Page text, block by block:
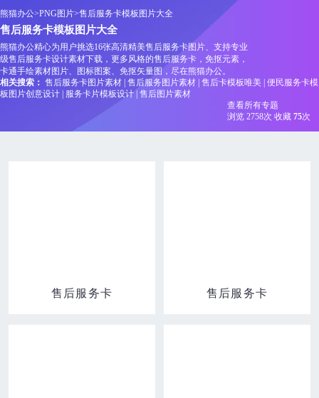
熊猫办公>PNG图片>售后服务卡模板图片大全
售后服务卡模板图片大全
熊猫办公精心为用户挑选16张高清精美售后服务卡图片、支持专业
级售后服务卡设计素材下载，更多风格的售后服务卡，免抠元素，
卡通手绘素材图片、图标图案、免抠矢量图，尽在熊猫办公。
相关搜索： 售后服务卡图片素材 | 售后服务图片素材 | 售后卡模板唯美 | 便民服务卡模
板图片创意设计 | 服务卡片模板设计 | 售后图片素材
查看所有专题
浏览 2758次收藏75次
售后服务卡 售后服务卡